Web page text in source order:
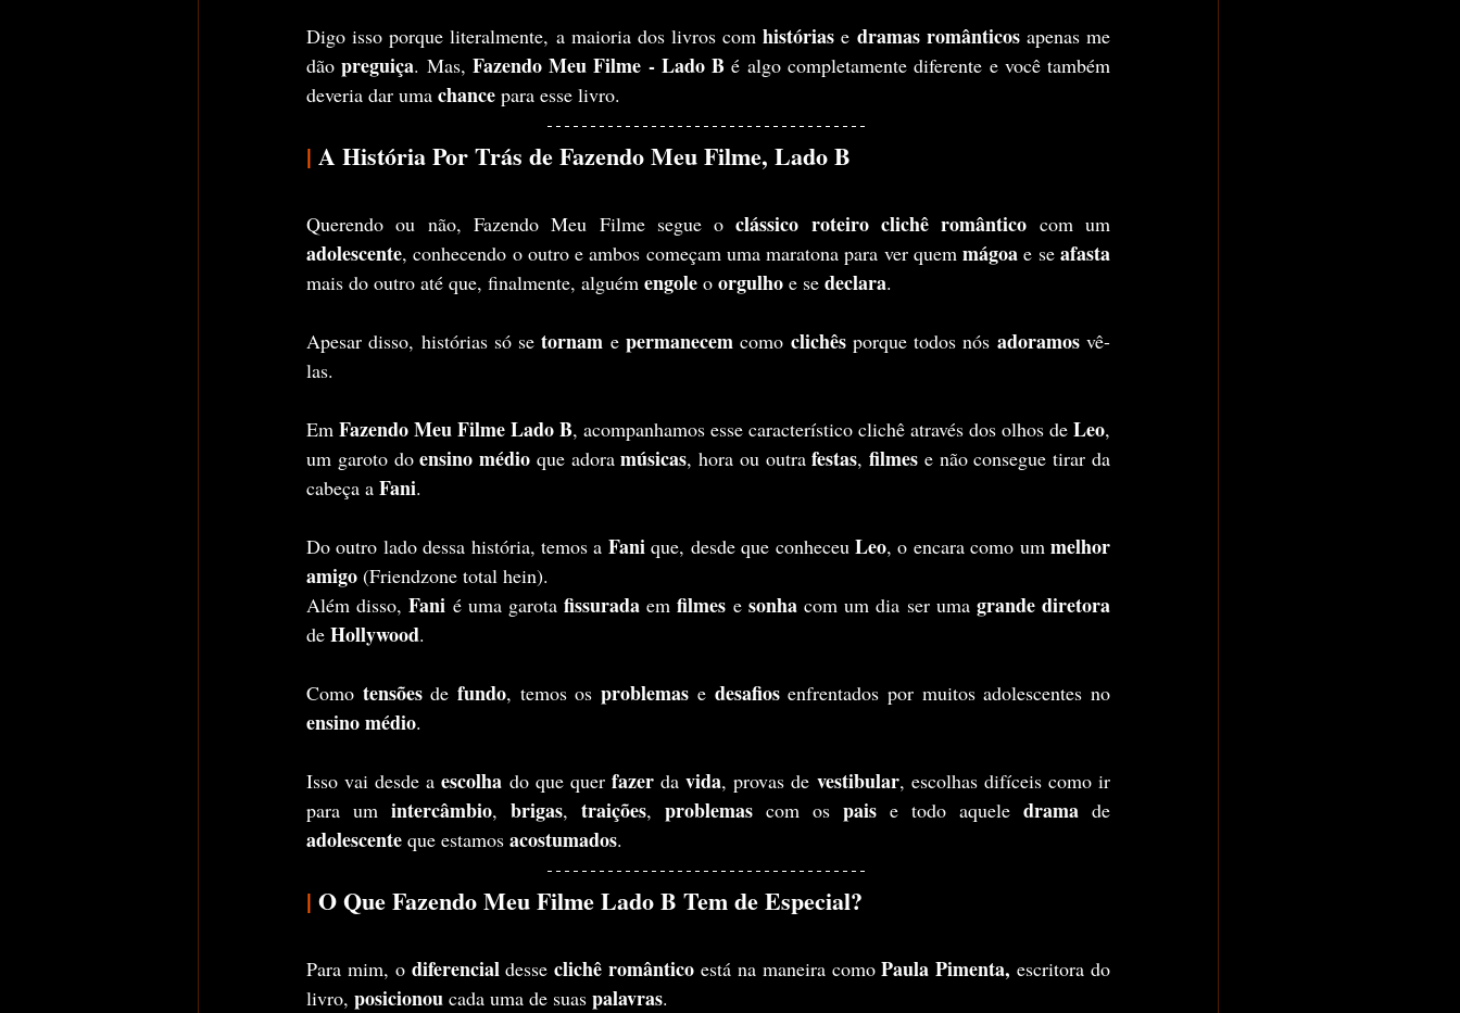
Digo isso porque literalmente, a maioria dos livros com histórias e dramas românticos apenas me
dão preguiça. Mas, Fazendo Meu Filme - Lado B é algo completamente diferente e você também
deveria dar uma chance para esse livro.
| A História Por Trás de Fazendo Meu Filme, Lado B
Querendo ou não, Fazendo Meu Filme segue o clássico roteiro clichê romântico
adolescente, conhecendo o outro e ambos começam uma maratona para ver quem mágoa e se
mais do outro até que, finalmente, alguém engole o orgulho e se declara.
Apesar disso, histórias só se tornam e permanecem como clichês porque todos nós adoramos vê-
las.
Em Fazendo Meu Filme Lado B, acompanhamos esse característico clichê através dos olhos de Leo,
um garoto do ensino médio que adora músicas, hora ou outra festas, filmes e não consegue tirar da
cabeça a Fani.
Do outro lado dessa história, temos a Fani que, desde que conheceu Leo, o encara como um melhor
amigo (Friendzone total hein).
Além disso, Fani é uma garota fissurada em filmes e sonha com um dia ser uma
de Hollywood.
Como tensões de fundo, temos os problemas e desafios
ensino médio.
Isso vai desde a escolha do que quer fazer da vida, provas de vestibular, escolhas difíceis como ir
para um intercâmbio, brigas, traições, problemas com os pais e todo aquele drama
adolescente que estamos acostumados.
| O Que Fazendo Meu Filme Lado B Tem de Especial?
Para mim, o diferencial desse clichê romântico está na maneira como Paula Pimenta, escritora do
livro, posicionou cada uma de suas palavras.